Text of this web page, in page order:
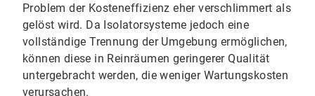
Problem der Kosteneffizienz eher verschlimmert als
gelöst wird. Da Isolatorsysteme jedoch eine
vollständige Trennung der Umgebung ermöglichen,
können diese in Reinräumen geringerer Qualität
untergebracht werden, die weniger Wartungskosten
verursachen.